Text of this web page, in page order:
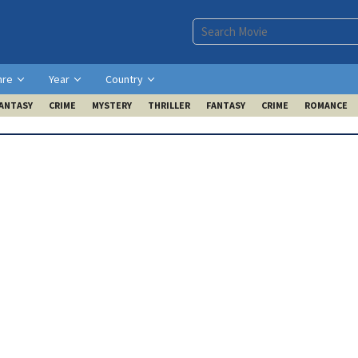
Year Country
CRIME MYSTERY THRILLER FANTASY CRIME ROMANCE